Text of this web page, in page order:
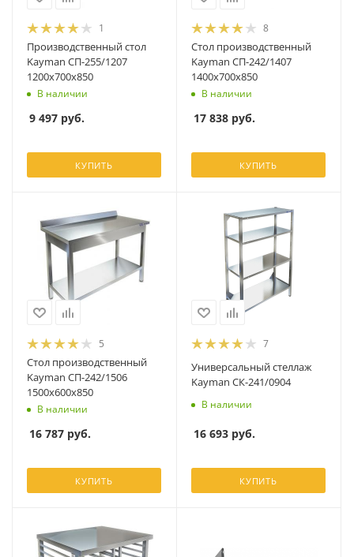
1
Производственный стол
Kayman СП-255/1207
1200х700х850
В наличии
9 497 руб.
КУПИТЬ
8
Стол производственный
Kayman СП-242/1407
1400х700х850
В наличии
17 838 руб.
КУПИТЬ
5
Стол производственный
Kayman СП-242/1506
1500х600х850
В наличии
16 787 руб.
КУПИТЬ
7
Универсальный стеллаж
Kayman СК-241/0904
В наличии
16 693 руб.
КУПИТЬ